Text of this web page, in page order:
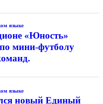
языке
«Юность»
мини-футболу
языке
новый Единый